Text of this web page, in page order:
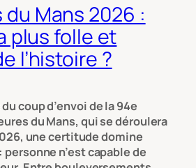
du Mans 2026 :
plus folle et
l’histoire ?
coup d’envoi de la 94e
du Mans, qui se déroulera
une certitude domine
personne n’est capable de